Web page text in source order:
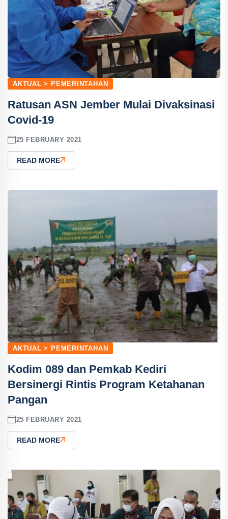
AKTUAL > PEMERINTAHAN
Ratusan ASN Jember Mulai Divaksinasi
Covid-19
25 FEBRUARY 2021
READ MORE
AKTUAL > PEMERINTAHAN
Kodim 089 dan Pemkab Kediri
Bersinergi Rintis Program Ketahanan
Pangan
25 FEBRUARY 2021
READ MORE